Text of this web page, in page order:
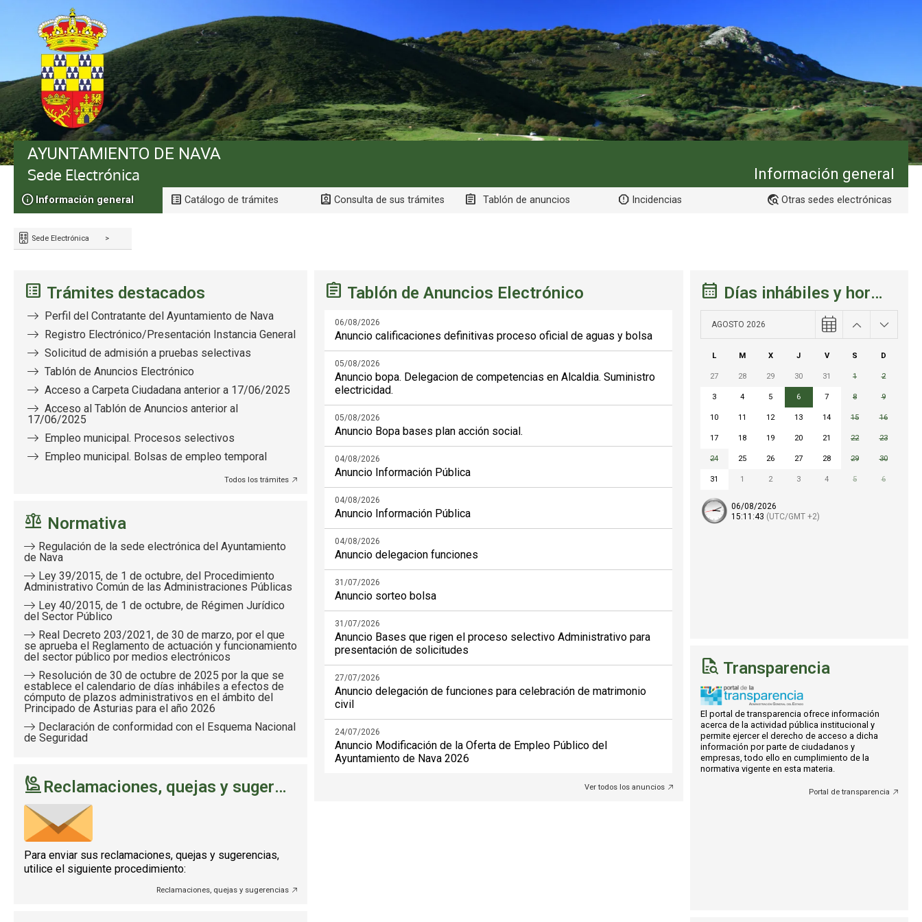
Sede Electrónica
AYUNTAMIENTO DE NAVA
Información general
Información general Catálogo de trámites Consulta de sus trámites Tablón de anuncios Incidencias Otras sedes electrónicas
Sede Electrónica >
Trámites destacados
Perfil del Contratante del Ayuntamiento de Nava
Registro Electrónico/Presentación Instancia General
Solicitud de admisión a pruebas selectivas
Tablón de Anuncios Electrónico
Acceso a Carpeta Ciudadana anterior a 17/06/2025
Acceso al Tablón de Anuncios anterior al
17/06/2025
Empleo municipal. Procesos selectivos
Empleo municipal. Bolsas de empleo temporal
Todos los trámites
Reclamaciones, quejas y sugerencias
Para enviar sus reclamaciones, quejas y sugerencias,
utilice el siguiente procedimiento:
Reclamaciones, quejas y sugerencias
Normativa
Regulación de la sede electrónica del Ayuntamiento
de Nava
Ley 39/2015, de 1 de octubre, del Procedimiento
Administrativo Común de las Administraciones Públicas
Ley 40/2015, de 1 de octubre, de Régimen Jurídico
del Sector Público
Real Decreto 203/2021, de 30 de marzo, por el que
se aprueba el Reglamento de actuación y funcionamiento
del sector público por medios electrónicos
Resolución de 30 de octubre de 2025 por la que se
establece el calendario de días inhábiles a efectos de
cómputo de plazos administrativos en el ámbito del
Principado de Asturias para el año 2026
Declaración de conformidad con el Esquema Nacional
de Seguridad
Tablón de Anuncios Electrónico
06/08/2026
Anuncio calificaciones definitivas proceso oficial de aguas y bolsa
05/08/2026
Anuncio bopa. Delegacion de competencias en Alcaldia. Suministro
electricidad.
05/08/2026
Anuncio Bopa bases plan acción social.
04/08/2026
Anuncio Información Pública
04/08/2026
Anuncio Información Pública
04/08/2026
Anuncio delegacion funciones
31/07/2026
Anuncio sorteo bolsa
31/07/2026
Anuncio Bases que rigen el proceso selectivo Administrativo para
presentación de solicitudes
27/07/2026
Anuncio delegación de funciones para celebración de matrimonio
civil
24/07/2026
Anuncio Modificación de la Oferta de Empleo Público del
Ayuntamiento de Nava 2026
Ver todos los anuncios
Días inhábiles y hora de la sede
AGOSTO 2026
L M X J V S D
27 28 29 30 31 1 2
3 4 5 6 7 8 9
10 11 12 13 14 15 16
17 18 19 20 21 22 23
24 25 26 27 28 29 30
31 1 2 3 4 5 6
06/08/2026
15:11 :44 (UTC/GMT +2)
Transparencia
El portal de transparencia ofrece información
acerca de la actividad pública institucional y
permite ejercer el derecho de acceso a dicha
información por parte de ciudadanos y
empresas, todo ello en cumplimiento de la
normativa vigente en esta materia.
Portal de transparencia